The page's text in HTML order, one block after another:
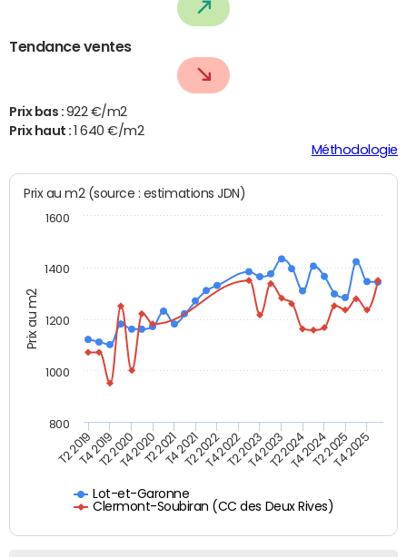
Tendance ventes
Prix bas : 922 €/m2
Prix haut :
1 640 €/m2
Méthodologie
Prix au m2
Prix au m2 (source : estimations JDN)
Lot-et-Garonne
Clermont-Soubiran (CC des Deux Rives)
T2 2019T4 2019T2 2020T4 2020T2 2021T4 2021T2 2022T4 2022T2 2023T4 2023T2 2024T4 2024T2 2025T4 2025
1000
1200
1400
800
1600